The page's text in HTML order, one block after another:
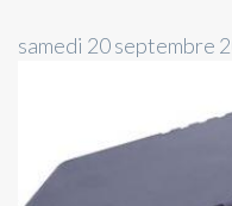
samedi 20 septembre